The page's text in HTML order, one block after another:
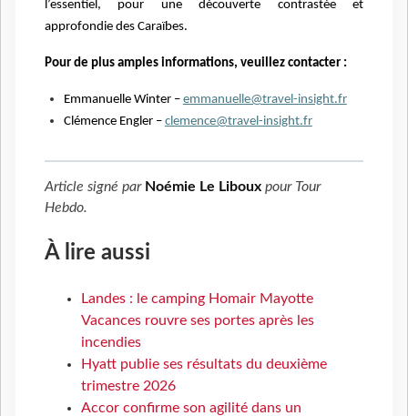
l’essentiel, pour une découverte contrastée et
approfondie des Caraïbes.
Pour de plus amples informations, veuillez contacter :
Emmanuelle Winter – emmanuelle@travel-insight.fr
Clémence Engler – clemence@travel-insight.fr
Article signé par Noémie Le Liboux pour Tour
Hebdo.
À lire aussi
Landes : le camping Homair Mayotte
Vacances rouvre ses portes après les
incendies
Hyatt publie ses résultats du deuxième
trimestre 2026
Accor confirme son agilité dans un